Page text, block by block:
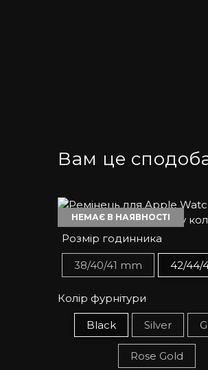
Вам це
Розмір годинника
38/40/41 mm 42/44/
Колір фурнітури
Black Silver
Rose Gold
НЕМАЄ В НАЯВНОСТІ